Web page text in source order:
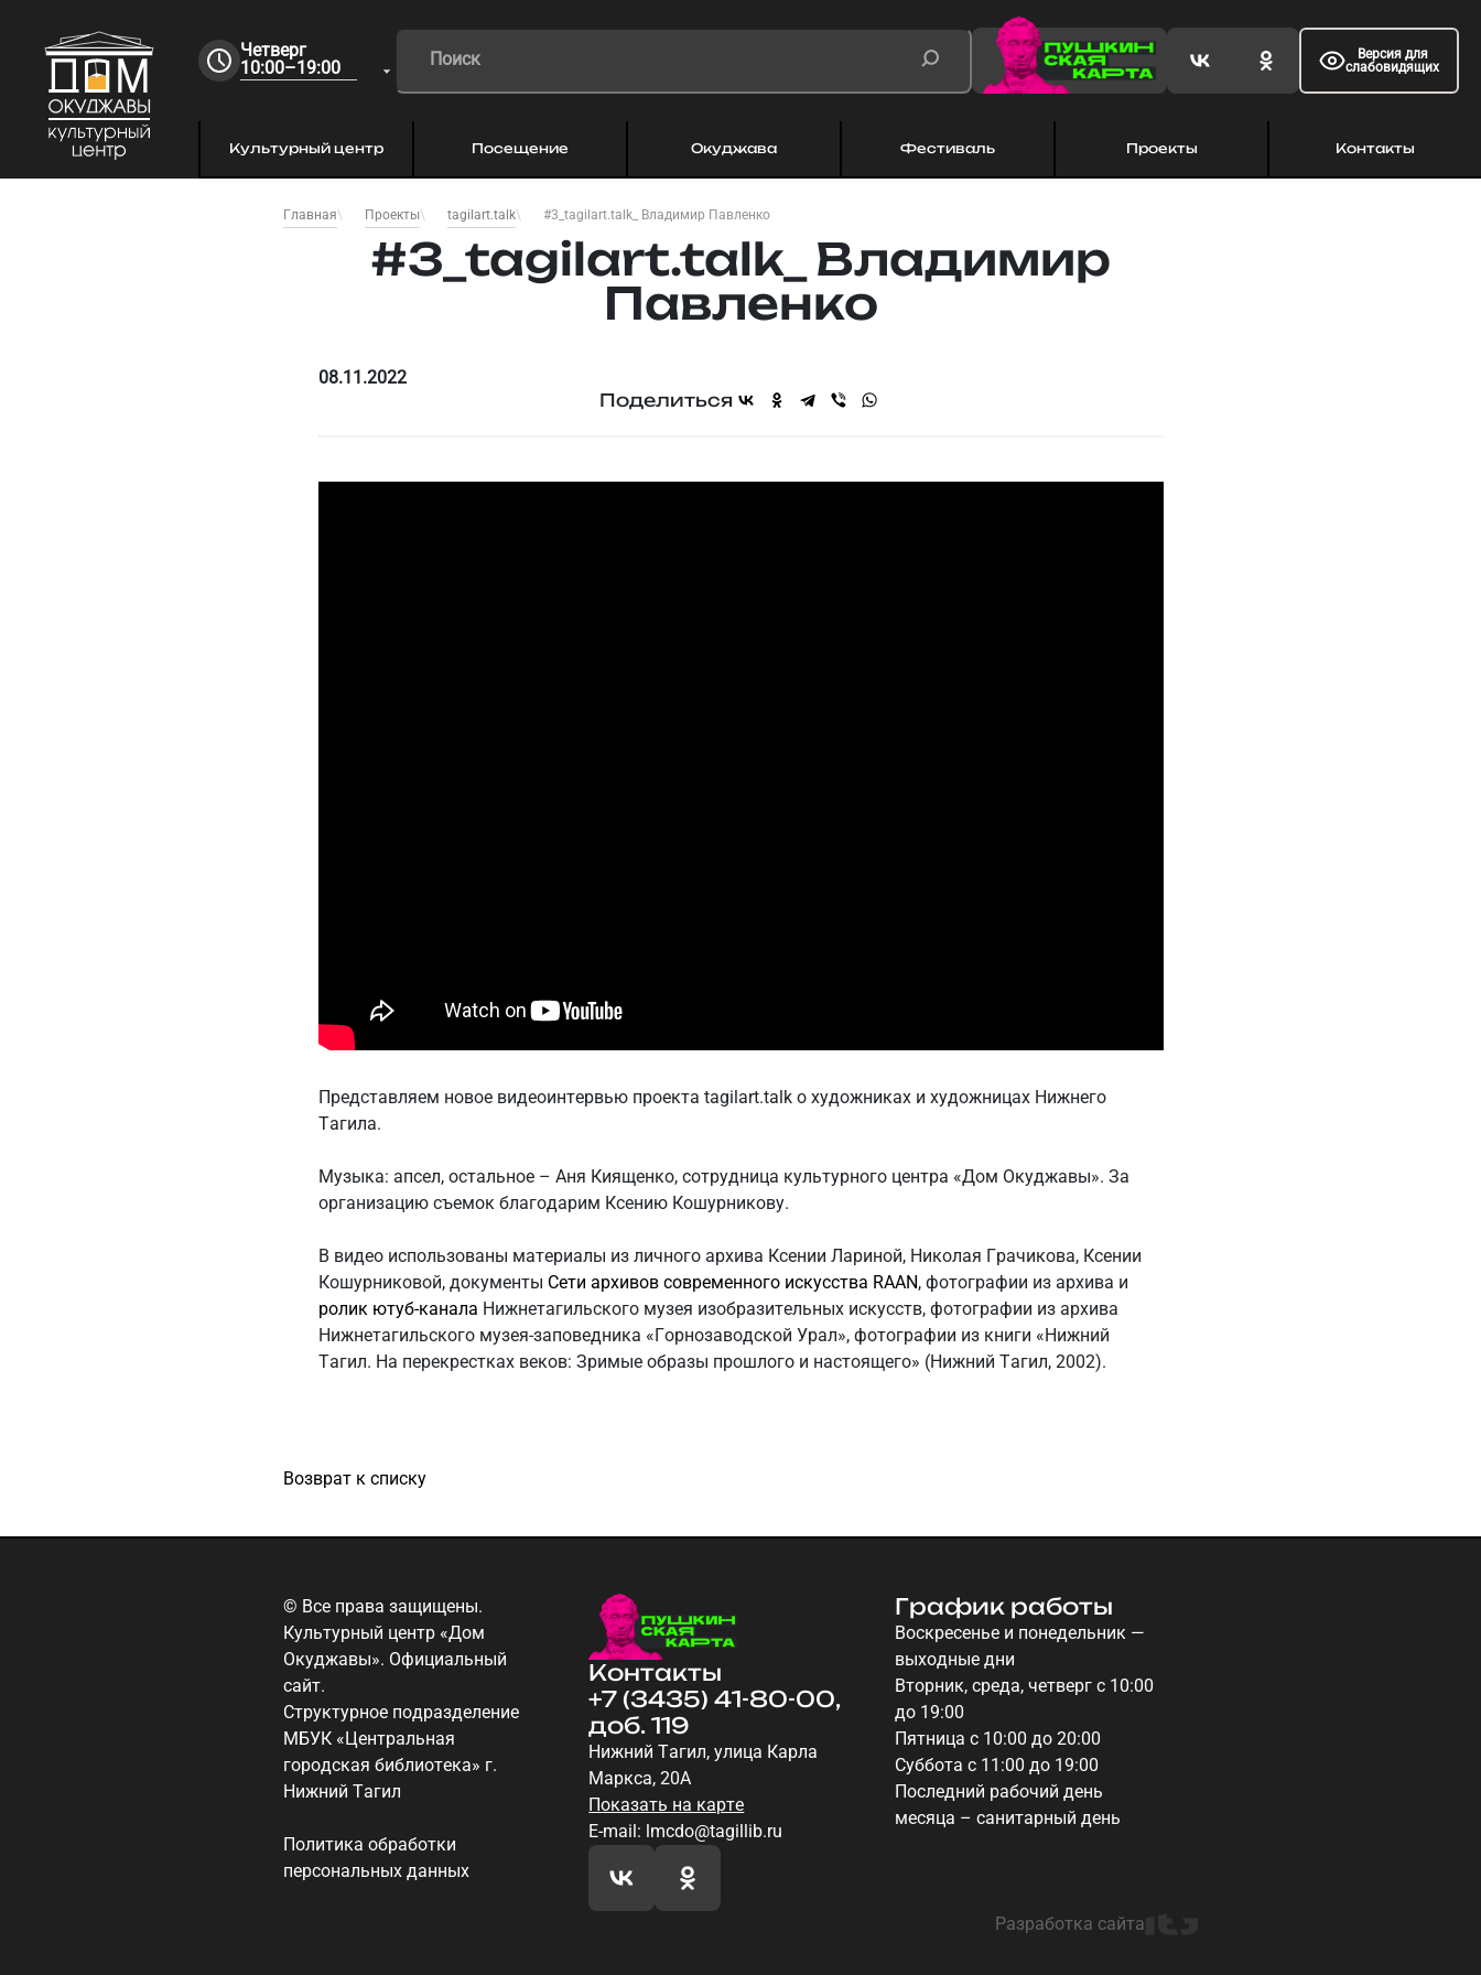
Четверг
10:00–19:00
Версия для
слабовидящих
Культурный центр Посещение Окуджава Фестиваль Проекты Контакты
Главная Проекты tagilart.talk #3_tagilart.talk_ Владимир Павленко
#3_tagilart.talk_ Владимир
Павленко
08.11.2022
Поделиться
Представляем новое видеоинтервью проекта tagilart.talk о художниках и художницах Нижнего
Тагила.
Музыка: апсел, остальное – Аня Киященко, сотрудница культурного центра «Дом Окуджавы». За
организацию съемок благодарим Ксению Кошурникову.
В видео использованы материалы из личного архива Ксении Лариной, Николая Грачикова, Ксении
Кошурниковой, документы Сети архивов современного искусства RAAN, фотографии из архива и
ролик ютуб-канала Нижнетагильского музея изобразительных искусств, фотографии из архива
Нижнетагильского музея-заповедника «Горнозаводской Урал», фотографии из книги «Нижний
Тагил. На перекрестках веков: Зримые образы прошлого и настоящего» (Нижний Тагил, 2002).
Возврат к списку
© Все права защищены.
Культурный центр «Дом
Окуджавы». Официальный
сайт.
Структурное подразделение
МБУК «Центральная
городская библиотека» г.
Нижний Тагил
Политика обработки
персональных данных
Контакты
+7 (3435) 41-80-00,
доб. 119
Нижний Тагил, улица Карла
Маркса, 20А
Показать на карте
E-mail: lmcdo@tagillib.ru
График работы
Воскресенье и понедельник —
выходные дни
Вторник, среда, четверг с 10:00
до 19:00
Пятница с 10:00 до 20:00
Суббота с 11:00 до 19:00
Последний рабочий день
месяца – санитарный день
Разработка сайта